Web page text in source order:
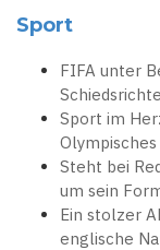
Sport
FIFA unter
Sport im
Steht bei
um sein
Ein stolzer
englische